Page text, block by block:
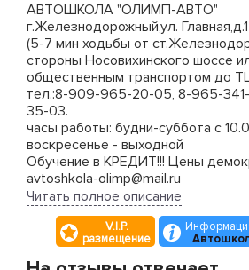
АВТОШКОЛА "ОЛИМП-АВТО"
г.Железнодорожный,ул. Главная,д.1
(5-7 мин ходьбы от
стороны Носовихинского шоссе
общественным транспортом до
тел.:8-909-965-20-05, 8-965-
35-03.
часы работы: будни-суббота с
воскресенье - выходной
Обучение в КРЕДИТ!!! Цены
avtoshkola-olimp@mail.ru
avtoshkola-olimp@yandex.ru
наш сайт:
htt://autoschool.no-ip.info
Читать полное описание
V.I.P.
размещение